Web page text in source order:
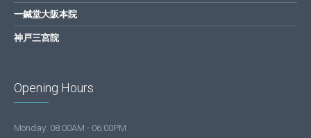
一鍼堂大阪本院
神戸三宮院
Opening Hours
Monday: 08:00AM - 06:00PM